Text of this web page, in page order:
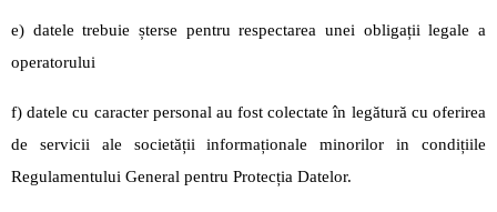
e) datele trebuie șterse pentru respectarea unei obligații legale a
operatorului
f) datele cu caracter personal au fost colectate în legătură cu oferirea
de servicii ale societății informaționale minorilor in condițiile
Regulamentului General pentru Protecția Datelor.